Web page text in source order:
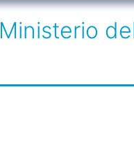
Ministerio